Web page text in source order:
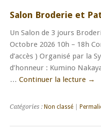
Salon Broderie et
Un Salon de 3 jours
Octobre 2026 10h – 18h
d’accès ) Organisé par la
d’honneur : Kumino
… Continuer la lecture →
Catégories : Non classé